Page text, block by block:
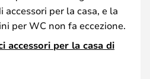
per la casa, e la
per WC non fa eccezione.
accessori per la casa di